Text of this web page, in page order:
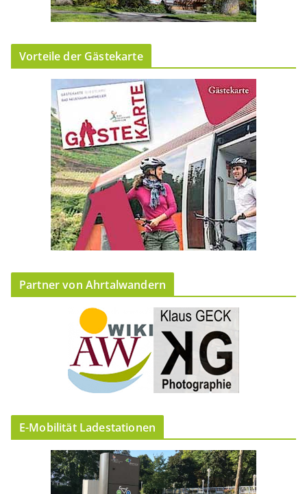
Vorteile der Gästekarte
Partner von Ahrtalwandern
E-Mobilität Ladestationen